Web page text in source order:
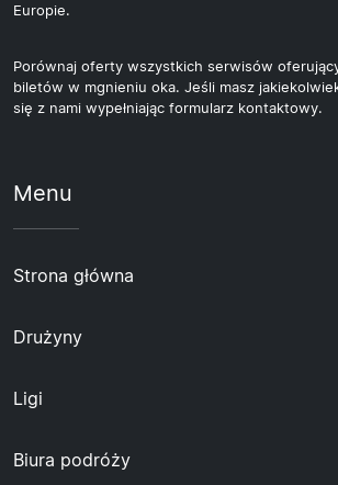
Europie.
Porównaj oferty wszystkich serwisów
biletów w mgnieniu oka. Jeśli masz
się z nami wypełniając formularz kontaktowy.
Menu
Strona główna
Drużyny
Ligi
Biura podróży